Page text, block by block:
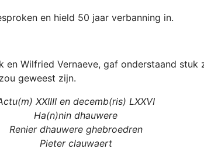
en hield 50 jaar verbanning in.
Wilfried Vernaeve, gaf onderstaand stuk
geweest zijn.
XXIIII en decemb(ris) LXXVI
Ha(n)nin dhauwere
Renier dhauwere ghebroedren
Pieter clauwaert